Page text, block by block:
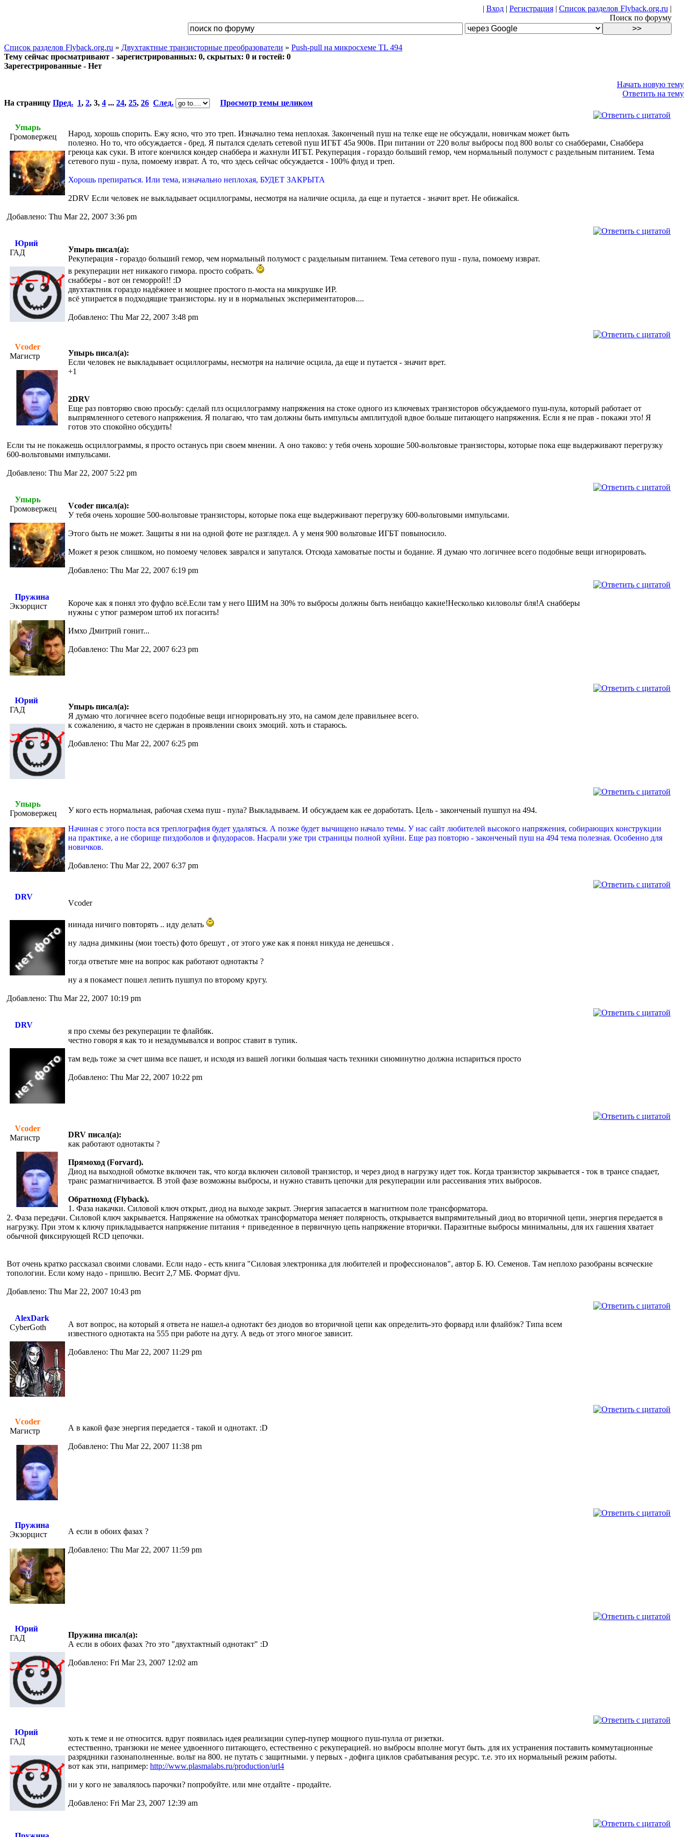
| Вход| Регистрация| Список разделов Flyback.org.ru |
Поиск по форуму
Список разделов Flyback.org.ru » Двухтактные транзисторные преобразователи » Push-pull на микросхеме TL 494
Тему сейчас просматривают - зарегистрированных: 0, скрытых: 0 и гостей: 0
Зарегестрированные - Нет
Начать новую тему
Ответить на тему
На страницу Пред. 1, 2, 3, 4 ... 24, 25, 26 След. Просмотр темы целиком
Упырь
Громовержец
Народ, хорошь спорить. Ежу ясно, что это треп. Изначално тема неплохая. Законченый пуш на телке еще не обсуждали, новичкам может быть
полезно. Но то, что обсуждается - бред. Я пытался сделать сетевой пуш ИГБТ 45а 900в. При питании от 220 вольт выбросы под 800 вольт со снабберами, Снаббера
греюца как суки. В итоге кончился кондер снаббера и жахнули ИГБТ. Рекуперация - гораздо больший гемор, чем нормальный полумост с раздельным питанием. Тема
сетевого пуш - пула, помоему изврат. А то, что здесь сейчас обсуждается - 100% флуд и треп.
Хорошь препираться. Или тема, изначально неплохая, БУДЕТ ЗАКРЫТА
2DRV Если человек не выкладывает осциллограмы, несмотря на наличие осцила, да еще и путается - значит врет. Не обижайся.
Добавлено: Thu Mar 22, 2007 3:36 pm
Юрий
ГАД
Упырь писал(а):
Рекуперация - гораздо больший гемор, чем нормальный полумост с раздельным питанием. Тема сетевого пуш - пула, помоему изврат.
в рекуперации нет никакого гимора. просто собрать.
снабберы - вот он геморрой!! :D
двухтактник гораздо надёжнее и мощнее простого п-моста на микрушке ИР.
всё упирается в подходящие транзисторы. ну и в нормальных экспериментаторов....
Добавлено: Thu Mar 22, 2007 3:48 pm
Vcoder
Магистр
Упырь писал(а):
Если человек не выкладывает осциллограмы, несмотря на наличие осцила, да еще и путается - значит врет.
+1
2DRV
Еще раз повторяю свою просьбу: сделай плз осциллограмму напряжения на стоке одного из ключевых транзисторов обсуждаемого пуш-пула, который работает от
выпрямленного сетевого напряжения. Я полагаю, что там должны быть импульсы амплитудой вдвое больше питающего напряжения. Если я не прав - покажи это! Я
готов это спокойно обсудить!
Если ты не покажешь осциллограммы, я просто останусь при своем мнении. А оно таково: у тебя очень хорошие 500-вольтовые транзисторы, которые пока еще выдерживают перегрузку
600-вольтовыми импульсами.
Добавлено: Thu Mar 22, 2007 5:22 pm
Упырь
Громовержец
Vcoder писал(а):
У тебя очень хорошие 500-вольтовые транзисторы, которые пока еще выдерживают перегрузку 600-вольтовыми импульсами.
Этого быть не может. Защиты я ни на одной фоте не разглядел. А у меня 900 вольтовые ИГБТ повыносило.
Может я резок слишком, но помоему человек заврался и запутался. Отсюда хамоватые посты и бодание. Я думаю что логичнее всего подобные вещи игнорировать.
Добавлено: Thu Mar 22, 2007 6:19 pm
Пружина
Экзорцист
Короче как я понял это фуфло всё.Если там у него ШИМ на 30% то выбросы должны быть неибаццо какие!Несколько киловольт бля!А снабберы
нужны с утюг размером штоб их погасить!
Имхо Дмитрий гонит...
Добавлено: Thu Mar 22, 2007 6:23 pm
Юрий
ГАД
Упырь писал(а):
Я думаю что логичнее всего подобные вещи игнорировать.ну это, на самом деле правильнее всего.
к сожалению, я часто не сдержан в проявлении своих эмоций. хоть и стараюсь.
Добавлено: Thu Mar 22, 2007 6:25 pm
Упырь
Громовержец
У кого есть нормальная, рабочая схема пуш - пула? Выкладываем. И обсуждаем как ее доработать. Цель - законченый пушпул на 494.
Начиная с этого поста вся треплография будет удаляться. А позже будет вычищено начало темы. У нас сайт любителей высокого напряжения, собирающих конструкции
на практике, а не сборище пиздоболов и флудорасов. Насрали уже три страницы полной хуйни. Еще раз повторю - законченый пуш на 494 тема полезная. Особенно для
новичков.
Добавлено: Thu Mar 22, 2007 6:37 pm
DRV
Vcoder
нинада ничиго повторять .. иду делать
ну ладна димкины (мои тоесть) фото брешут , от этого уже как я понял никуда не денешься .
тогда ответьте мне на вопрос как работают однотакты ?
ну а я покамест пошел лепить пушпул по второму кругу.
Добавлено: Thu Mar 22, 2007 10:19 pm
DRV
я про схемы без рекуперации те флайбяк.
честно говоря я как то и незадумывался и вопрос ставит в тупик.
там ведь тоже за счет шима все пашет, и исходя из вашей логики большая часть техники сиюминутно должна испариться просто
Добавлено: Thu Mar 22, 2007 10:22 pm
Vcoder
Магистр
DRV писал(а):
как работают однотакты ?
Прямоход (Forvard).
Диод на выходной обмотке включен так, что когда включен силовой транзистор, и через диод в нагрузку идет ток. Когда транзистор закрывается - ток в трансе спадает,
транс размагничивается. В этой фазе возможны выбросы, и нужно ставить цепочки для рекуперации или рассеивания этих выбросов.
Обратноход (Flyback).
1. Фаза накачки. Силовой ключ открыт, диод на выходе закрыт. Энергия запасается в магнитном поле трансформатора.
2. Фаза передачи. Силовой ключ закрывается. Напряжение на обмотках трансформатора меняет полярность, открывается выпрямительный диод во вторичной цепи, энергия передается в
нагрузку. При этом к ключу прикладывается напряжение питания + приведенное в первичную цепь напряжение вторички. Паразитные выбросы минимальны, для их гашения хватает
обычной фиксирующей RCD цепочки.
Вот очень кратко рассказал своими словами. Если надо - есть книга "Силовая электроника для любителей и профессионалов", автор Б. Ю. Семенов. Там неплохо разобраны всяческие
топологии. Если кому надо - пришлю. Весит 2,7 МБ. Формат djvu.
Добавлено: Thu Mar 22, 2007 10:43 pm
AlexDark
CyberGoth
А вот вопрос, на который я ответа не нашел-а однотакт без диодов во вторичной цепи как определить-это форвард или флайбэк? Типа всем
известного однотакта на 555 при работе на дугу. А ведь от этого многое зависит.
Добавлено: Thu Mar 22, 2007 11:29 pm
Vcoder
Магистр
А в какой фазе энергия передается - такой и однотакт. :D
Добавлено: Thu Mar 22, 2007 11:38 pm
Пружина
Экзорцист
А если в обоих фазах ?
Добавлено: Thu Mar 22, 2007 11:59 pm
Юрий
ГАД
Пружина писал(а):
А если в обоих фазах ?то это "двухтактный однотакт" :D
Добавлено: Fri Mar 23, 2007 12:02 am
Юрий
ГАД
хоть к теме и не относится. вдруг появилась идея реализации супер-пупер мощного пуш-пулла от ризетки.
естественно, транзюки не менее удвоенного питающего, естественно с рекуперацией. но выбросы вполне могут быть. для их устранения поставить коммутационные
разрядники газонаполненные. вольт на 800. не путать с защитными. у первых - дофига циклов срабатывания ресурс. т.е. это их нормальный режим работы.
вот как эти, например: http://www.plasmalabs.ru/production/url4
ни у кого не завалялось парочки? попробуйте. или мне отдайте - продайте.
Добавлено: Fri Mar 23, 2007 12:39 am